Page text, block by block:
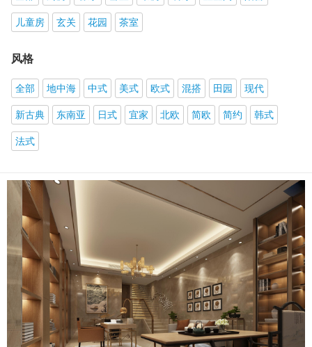
儿童房
玄关 花园 茶室
风格
全部 地中海 中式 美式 欧式 混搭 田园
现代
新古典
东南亚 日式 宜家 北欧 简欧 简约
韩式
法式